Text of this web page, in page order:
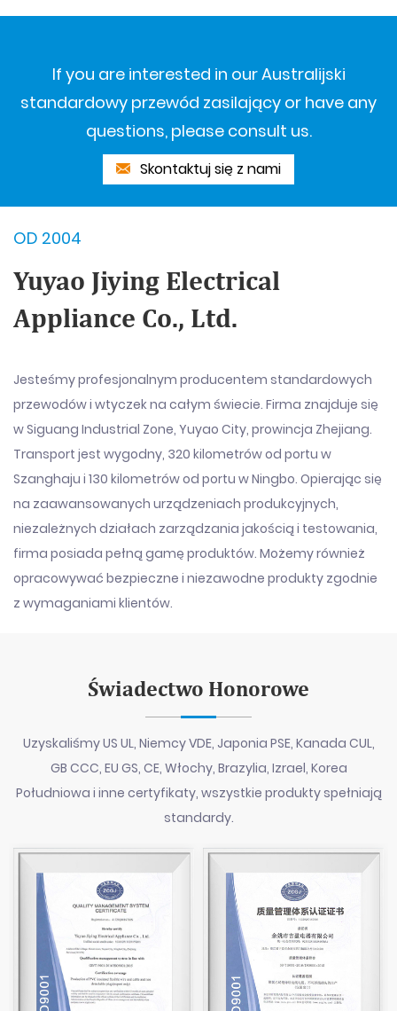
If you are interested in our Australijski
standardowy przewód zasilający or have any
questions, please consult us.
Skontaktuj się z nami
OD 2004
Yuyao Jiying Electrical
Appliance Co., Ltd.
Jesteśmy profesjonalnym producentem standardowych
przewodów i wtyczek na całym świecie. Firma znajduje się
w Siguang Industrial Zone, Yuyao City, prowincja Zhejiang.
Transport jest wygodny, 320 kilometrów od portu w
Szanghaju i 130 kilometrów od portu w Ningbo. Opierając się
na zaawansowanych urządzeniach produkcyjnych,
niezależnych działach zarządzania jakością i testowania,
firma posiada pełną gamę produktów. Możemy również
opracowywać bezpieczne i niezawodne produkty zgodnie
z wymaganiami klientów.
Świadectwo Honorowe
Uzyskaliśmy US UL, Niemcy VDE, Japonia PSE, Kanada CUL,
GB CCC, EU GS, CE, Włochy, Brazylia, Izrael, Korea
Południowa i inne certyfikaty, wszystkie produkty spełniają
standardy.